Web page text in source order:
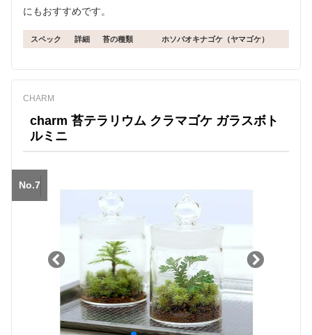
にもおすすめです。
スペック 詳細 苔の種類 ホソバオキナゴケ（ヤマゴケ）
CHARM
charm 苔テラリウム クラマゴケ ガラスボト
ルミニ
No.7